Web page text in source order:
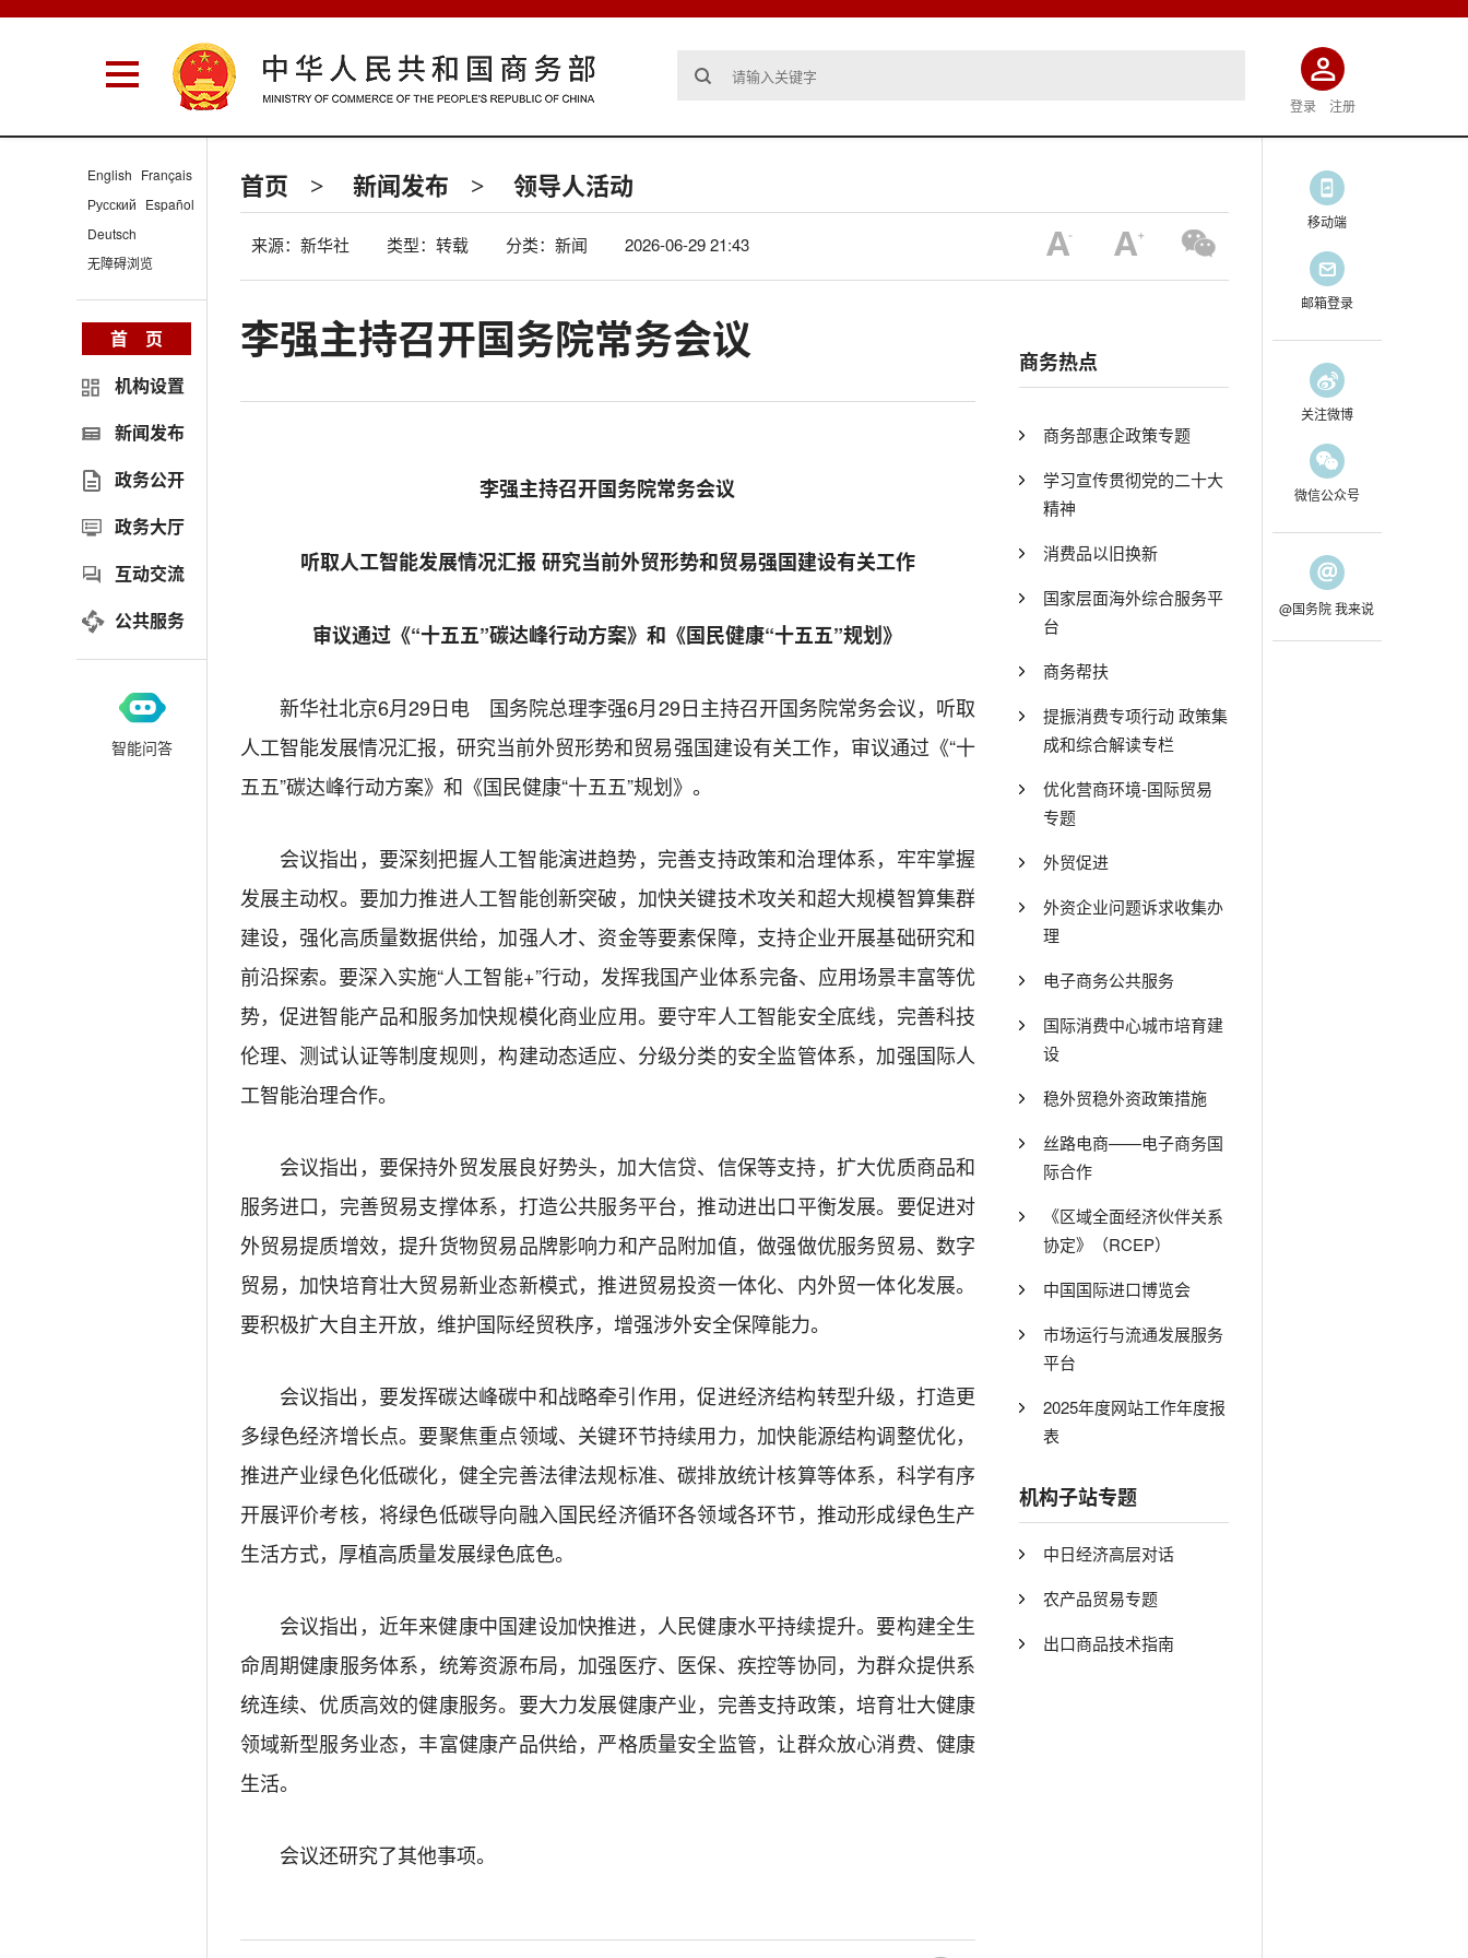
登录 注册
首页 > 新闻发布 > 领导人活动
来源：新华社 类型：转载 分类：新闻 2026-06-29 21:43
李强主持召开国务院常务会议
李强主持召开国务院常务会议
听取人工智能发展情况汇报 研究当前外贸形势和贸易强国建设有关工作
审议通过《“十五五”碳达峰行动方案》和《国民健康“十五五”规划》
新华社北京6月29日电 国务院总理李强6月29日主持召开国务院常务会议，听取
人工智能发展情况汇报，研究当前外贸形势和贸易强国建设有关工作，审议通过《“十
五五”碳达峰行动方案》和《国民健康“十五五”规划》。
会议指出，要深刻把握人工智能演进趋势，完善支持政策和治理体系，牢牢掌握
发展主动权。要加力推进人工智能创新突破，加快关键技术攻关和超大规模智算集群
建设，强化高质量数据供给，加强人才、资金等要素保障，支持企业开展基础研究和
前沿探索。要深入实施“人工智能+”行动，发挥我国产业体系完备、应用场景丰富等优
势，促进智能产品和服务加快规模化商业应用。要守牢人工智能安全底线，完善科技
伦理、测试认证等制度规则，构建动态适应、分级分类的安全监管体系，加强国际人
工智能治理合作。
会议指出，要保持外贸发展良好势头，加大信贷、信保等支持，扩大优质商品和
服务进口，完善贸易支撑体系，打造公共服务平台，推动进出口平衡发展。要促进对
外贸易提质增效，提升货物贸易品牌影响力和产品附加值，做强做优服务贸易、数字
贸易，加快培育壮大贸易新业态新模式，推进贸易投资一体化、内外贸一体化发展。
要积极扩大自主开放，维护国际经贸秩序，增强涉外安全保障能力。
会议指出，要发挥碳达峰碳中和战略牵引作用，促进经济结构转型升级，打造更
多绿色经济增长点。要聚焦重点领域、关键环节持续用力，加快能源结构调整优化，
推进产业绿色化低碳化，健全完善法律法规标准、碳排放统计核算等体系，科学有序
开展评价考核，将绿色低碳导向融入国民经济循环各领域各环节，推动形成绿色生产
生活方式，厚植高质量发展绿色底色。
会议指出，近年来健康中国建设加快推进，人民健康水平持续提升。要构建全生
命周期健康服务体系，统筹资源布局，加强医疗、医保、疾控等协同，为群众提供系
统连续、优质高效的健康服务。要大力发展健康产业，完善支持政策，培育壮大健康
领域新型服务业态，丰富健康产品供给，严格质量安全监管，让群众放心消费、健康
生活。
会议还研究了其他事项。
商务热点
商务部惠企政策专题
学习宣传贯彻党的二十大
精神
消费品以旧换新
国家层面海外综合服务平
台
商务帮扶
提振消费专项行动 政策集
成和综合解读专栏
优化营商环境-国际贸易
专题
外贸促进
外资企业问题诉求收集办
理
电子商务公共服务
国际消费中心城市培育建
设
稳外贸稳外资政策措施
丝路电商——电子商务国
际合作
《区域全面经济伙伴关系
协定》（RCEP）
中国国际进口博览会
市场运行与流通发展服务
平台
2025年度网站工作年度报
表
机构子站专题
中日经济高层对话
农产品贸易专题
出口商品技术指南
English Français
Русский Español
Deutsch
无障碍浏览
首 页
机构设置
新闻发布
政务公开
政务大厅
互动交流
公共服务
智能问答
移动端
邮箱登录
关注微博
微信公众号
@国务院 我来说